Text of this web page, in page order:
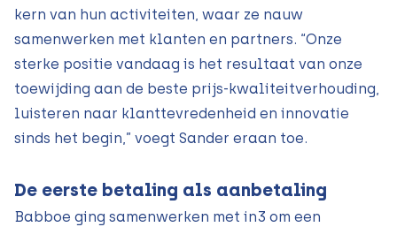
kern van hun activiteiten, waar ze nauw
samenwerken met klanten en partners. “Onze
sterke positie vandaag is het resultaat van onze
toewijding aan de beste prijs-kwaliteitverhouding,
luisteren naar klanttevredenheid en innovatie
sinds het begin,” voegt Sander eraan toe.
De eerste betaling als aanbetaling
Babboe ging samenwerken met in3 om een